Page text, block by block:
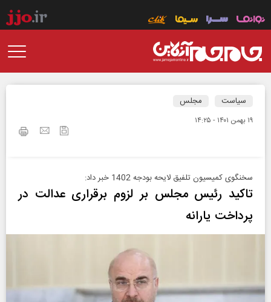
سیاست مجلس
۱۹ بهمن ۱۴۰۱ - ۱۴:۲۵
سخنگوی کمیسیون تلفیق لایحه بودجه 1402 خبر داد:
تاکید رئیس مجلس بر لزوم برقراری عدالت در
پرداخت یارانه